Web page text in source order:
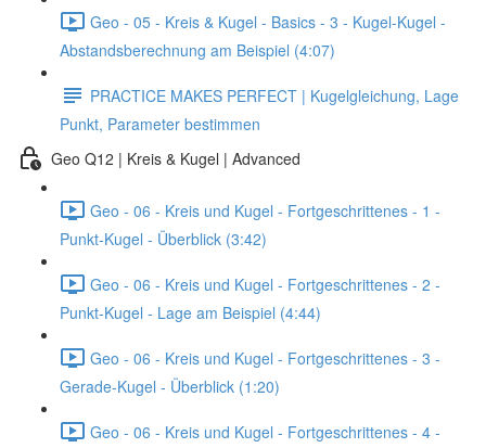
Geo - 05 - Kreis & Kugel - Basics - 3 - Kugel-Kugel -
Abstandsberechnung am Beispiel (4:07)
PRACTICE MAKES PERFECT | Kugelgleichung, Lage
Punkt, Parameter bestimmen
Geo Q12 | Kreis & Kugel | Advanced
Geo - 06 - Kreis und Kugel - Fortgeschrittenes - 1 -
Punkt-Kugel - Überblick (3:42)
Geo - 06 - Kreis und Kugel - Fortgeschrittenes - 2 -
Punkt-Kugel - Lage am Beispiel (4:44)
Geo - 06 - Kreis und Kugel - Fortgeschrittenes - 3 -
Gerade-Kugel - Überblick (1:20)
Geo - 06 - Kreis und Kugel - Fortgeschrittenes - 4 -